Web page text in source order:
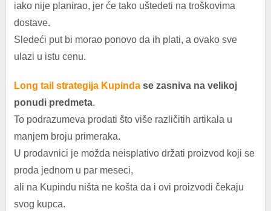
iako nije planirao, jer će tako uštedeti na troškovima
dostave.
Sledeći put bi morao ponovo da ih plati, a ovako sve
ulazi u istu cenu.
Long tail strategija Kupindase zasniva na velikoj
ponudi predmeta.
To podrazumeva prodati što više različitih artikala u
manjem broju primeraka.
U prodavnici je možda neisplativo držati proizvod koji se
proda jednom u par meseci,
ali na Kupindu ništa ne košta da i ovi proizvodi čekaju
svog kupca.